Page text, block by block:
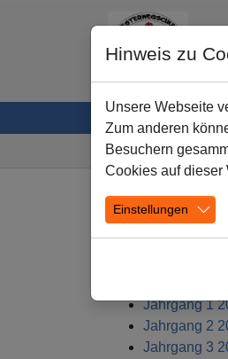
Zum Hauptinhalt springen
Sie sind hier:
Aktionen
Jahrgang 1
Jahrgang 2
Jahrgang 3
Hinweis zu
Unsere Webseite
Zum anderen
Besuchern
Cookies auf dieser
Einstellungen